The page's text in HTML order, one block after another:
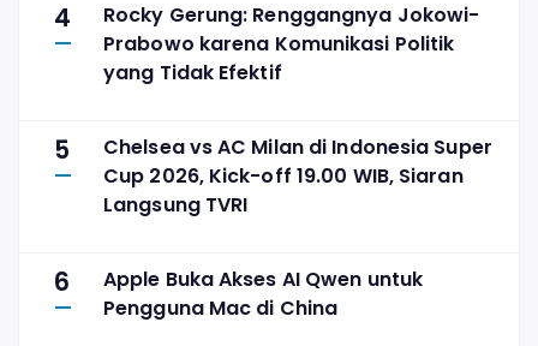
4
Rocky Gerung: Renggangnya Jokowi-
Prabowo karena Komunikasi Politik
yang Tidak Efektif
5
Chelsea vs AC Milan di Indonesia Super
Cup 2026, Kick-off 19.00 WIB, Siaran
Langsung TVRI
6
Apple Buka Akses AI Qwen untuk
Pengguna Mac di China